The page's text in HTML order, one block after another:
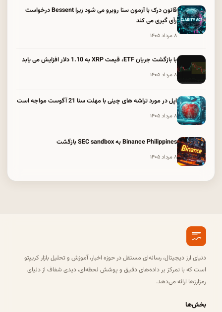
قانون درک با آزمون سنا روبرو می شود زیرا Bessent درخواست
رأی گیری می کند
۸ مرداد ۱۴۰۵
با بازگشت جریان ETF، قیمت XRP به 1.10 دلار افزایش می یابد
۸ مرداد ۱۴۰۵
اپل در مورد تراشه های چینی با مهلت سنا 21 آگوست مواجه است
۸ مرداد ۱۴۰۵
Binance Philippines به SEC sandbox بازگشت
۸ مرداد ۱۴۰۵
دنیای ارز دیجیتال، رسانه‌ای مستقل در حوزه اخبار، آموزش و تحلیل بازار کریپتو
است که با تمرکز بر داده‌های دقیق و پوشش لحظه‌ای، دیدی شفاف از دنیای
رمزارزها ارائه می‌دهد.
بخش‌ها